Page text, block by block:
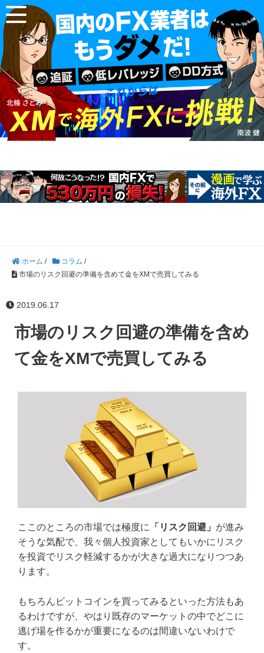
ホーム / コラム /
市場のリスク回避の準備を含めて金をXMで売買してみる
2019.06.17
市場のリスク回避の準備を含め
て金をXMで売買してみる
ここのところの市場では極度に 「リスク回避」 が進み
そうな気配で、我々個人投資家としてもいかにリスク
を投資でリスク軽減するかが大きな過大になりつつあ
ります。
もちろんビットコインを買ってみるといった方法もあ
るわけですが、やはり既存のマーケットの中でどこに
逃げ場を作るかが重要になるのは間違いないわけで
す。